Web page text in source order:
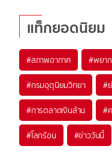
แท็กยอดนิยม
#สภาพอากาศ #พยา
#กรมอุตุนิยมวิทยา #
#การตลาดเงินล้าน #
#โลกร้อน #ข่าววันนี้